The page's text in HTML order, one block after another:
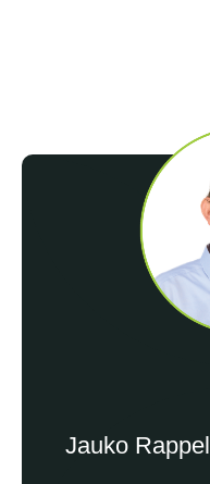
Jauko Rappel